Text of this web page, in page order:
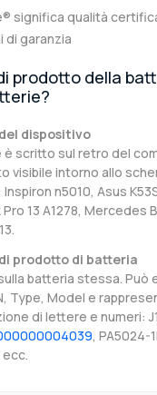
significa qualità
di garanzia
prodotto della
dispositivo
è scritto sul retro del
visibile intorno allo
n5010, Asus
13 A1278, Mercedes
prodotto di batteria
batteria stessa. Può
Type, Model e
di lettere e numeri:
, PA5024-
ecc.